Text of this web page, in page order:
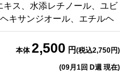
ス、水添レチノール、ユビ
キサンジオール、エチルヘ
本体2,500 円(税込2,750円)
(09月1回 D週 現在)